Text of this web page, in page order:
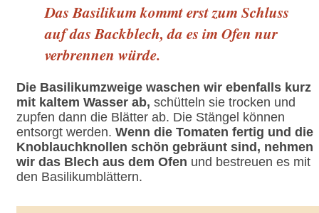
Das Basilikum kommt erst zum Schluss
auf das Backblech, da es im Ofen nur
verbrennen würde.
Die Basilikumzweige waschen wir ebenfalls kurz
mit kaltem Wasser ab, schütteln sie trocken und
zupfen dann die Blätter ab. Die Stängel können
entsorgt werden. Wenn die Tomaten fertig und die
Knoblauchknollen schön gebräunt sind, nehmen
wir das Blech aus dem Ofen und bestreuen es mit
den Basilikumblättern.